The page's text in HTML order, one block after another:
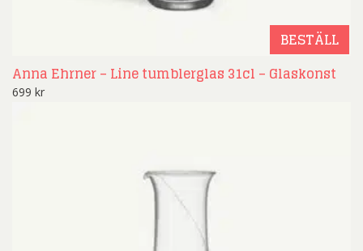
BESTÄLL
Anna Ehrner – Line tumblerglas 31cl – Glaskonst
699 kr